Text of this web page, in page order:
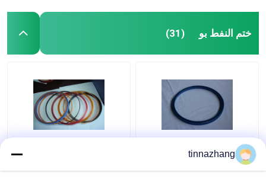
ختم النفط بو (31)
عالية القوة الأزرق بو
النفط ختم الهيدروليكية يو
متعدد الألوان الهيدروليكية
tinnazhang